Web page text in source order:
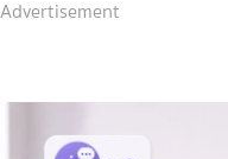
Advertisement